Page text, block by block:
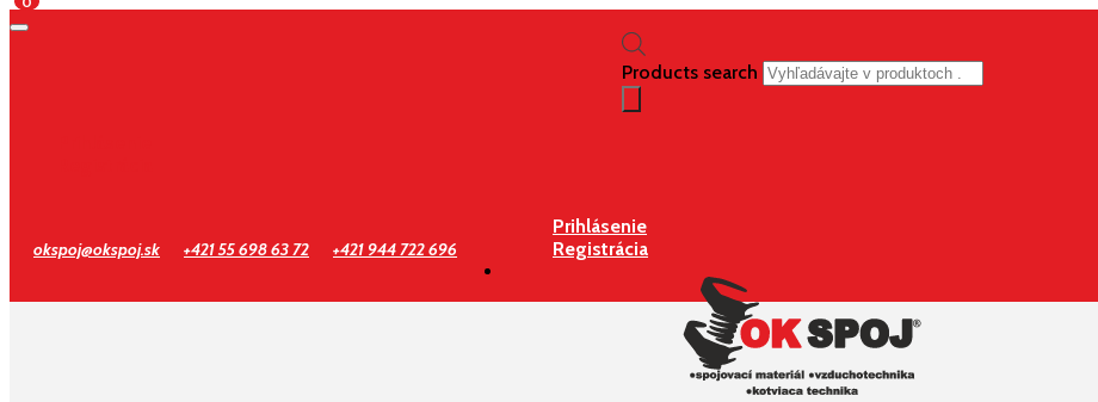
Products search
okspoj@okspoj.sk +421 55 698 63 72 +421 944 722 696
Prihlásenie
Registrácia